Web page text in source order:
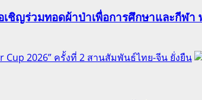
เชิญร่วมทอดผ้าป่าเพื่อการศึกษาและกีฬ
2026” ครั้งที่ 2 สานสัมพันธ์ไทย-จีน ยั่งยืน